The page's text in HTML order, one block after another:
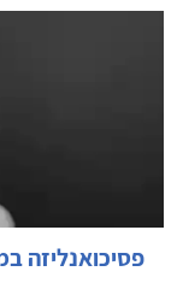
פסיכואנליזה